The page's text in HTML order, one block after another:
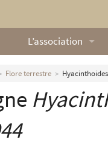
L’association
Qui sommes nous ?
Nos missions
Flore terrestre